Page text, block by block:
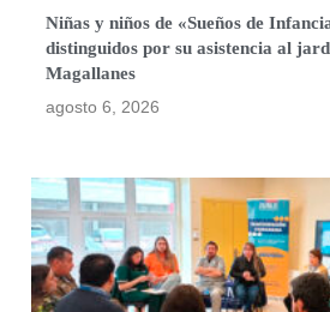
Niñas y niños de «Sueños de
distinguidos por su asistencia al
Magallanes
agosto 6, 2026